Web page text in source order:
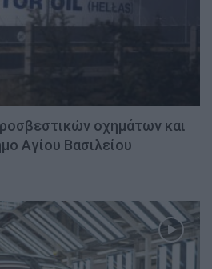
οχημάτων και
Αγίου Βασιλείου